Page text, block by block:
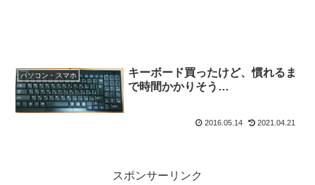
パソコン・スマホ
キーボード買ったけど、慣れるま
で時間かかりそう…
2016.05.14 2021.04.21
スポンサーリンク